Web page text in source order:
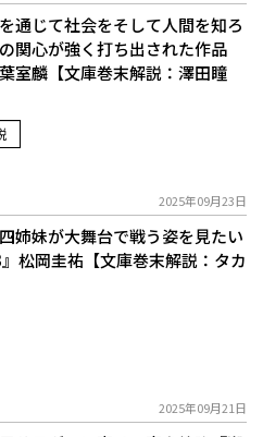
を通じて社会をそして人間を知ろ
関心が強く打ち出された作品――
室麟【文庫巻末解説：澤田瞳
2025年09月23日
姉妹が大舞台で戦う姿を見たい――
』松岡圭祐【文庫巻末解説：タカ
2025年09月21日